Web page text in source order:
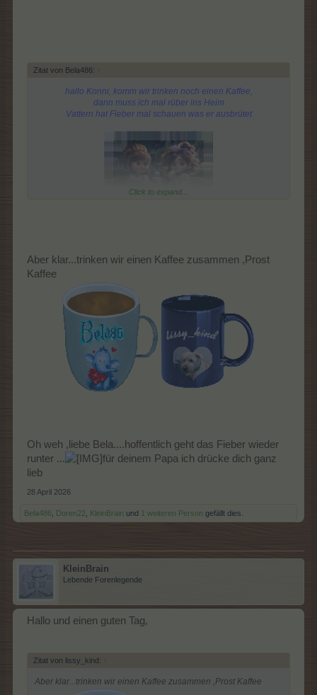
Zitat von Bela486: ↑
hallo Konni, komm wir trinken noch einen Kaffee,
dann muss ich mal rüber ins Heim
Vattern hat Fieber mal schauen was er ausbrütet
Click to expand...
Aber klar...trinken wir einen Kaffee zusammen ,Prost
Kaffee
Oh weh ,liebe Bela....hoffentlich geht das Fieber wieder
runter ...
für deinem Papa ich drücke dich ganz
lieb
28 April 2026
Bela486 Doren22 KleinBrain und 1 weiteren Person gefällt dies.
KleinBrain
Lebende Forenlegende
Hallo und einen guten Tag,
Zitat von lissy_kind: ↑
Aber klar...trinken wir einen Kaffee zusammen ,Prost Kaffee